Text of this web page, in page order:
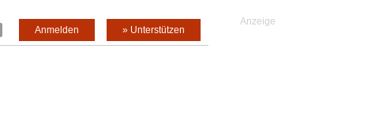
» Unterstützen
Anmelden